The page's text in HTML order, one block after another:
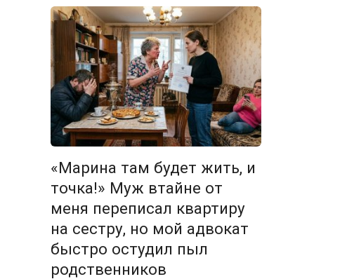
«Марина там будет жить, и
точка!» Муж втайне от
меня переписал квартиру
на сестру, но мой адвокат
быстро остудил пыл
родственников